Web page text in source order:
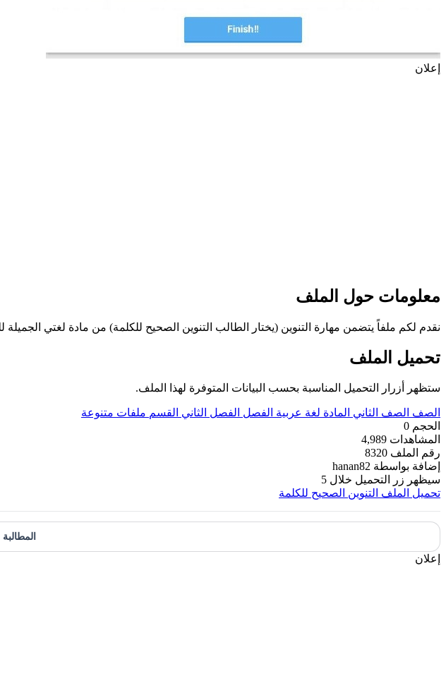
إعلان
معلومات حول الملف
نقدم لكم ملفاً يتضمن مهارة التنوين (يختار الطالب التنوين الصحيح للكلمة) من مادة لغتي الجميلة للصف
تحميل الملف
ستظهر أزرار التحميل المناسبة بحسب البيانات المتوفرة لهذا الملف.
الصف الصف الثاني المادة لغة عربية الفصل الفصل الثاني القسم ملفات متنوعة
الحجم 0
المشاهدات 4,989
رقم الملف 8320
إضافة بواسطة hanan82
سيظهر زر التحميل خلال 5
تحميل الملف التنوين الصحيح للكلمة
إعلان